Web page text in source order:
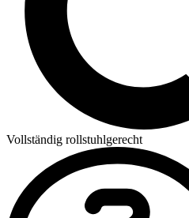
Vollständig rollstuhlgerecht